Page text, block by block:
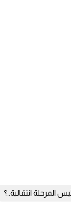
المرحلة انتقالية..؟